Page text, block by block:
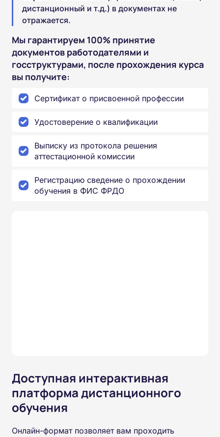
дистанционный и т.д.) в документах не
отражается.
Мы гарантируем 100% принятие
документов работодателями и
госструктурами, после прохождения курса
вы получите:
Сертификат о присвоенной профессии
Удостоверение о квалификации
Выписку из протокола решения
аттестационной комиссии
Регистрацию сведение о прохождении
обучения в ФИС ФРДО
Доступная интерактивная
платформа дистанционного
обучения
Онлайн-формат позволяет вам проходить